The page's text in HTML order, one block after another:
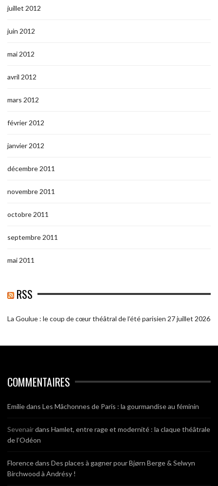
juillet 2012
juin 2012
mai 2012
avril 2012
mars 2012
février 2012
janvier 2012
décembre 2011
novembre 2011
octobre 2011
septembre 2011
mai 2011
RSS
La Goulue : le coup de cœur théâtral de l’été parisien 27 juillet 2026
COMMENTAIRES
Emiliedans Les Mâchonnes de Paris : la gourmandise au féminin
Sevenairdans Hamlet, entre rage et modernité : la claque théâtrale
de l’Odéon
Florencedans Des places à gagner pour Bjørn Berge & Selwyn
Birchwood à Andrésy !